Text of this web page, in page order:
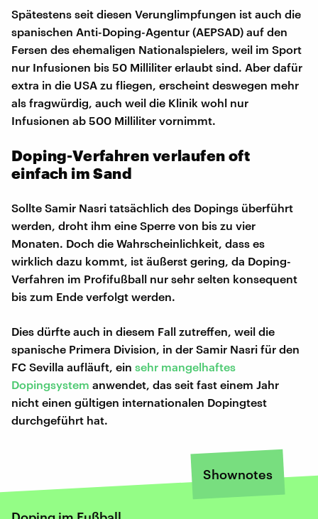
Spätestens seit diesen Verunglimpfungen ist auch die
spanischen Anti-Doping-Agentur (AEPSAD) auf den
Fersen des ehemaligen Nationalspielers, weil im Sport
nur Infusionen bis 50 Milliliter erlaubt sind. Aber dafür
extra in die USA zu fliegen, erscheint deswegen mehr
als fragwürdig, auch weil die Klinik wohl nur
Infusionen ab 500 Milliliter vornimmt.
Doping-Verfahren verlaufen oft
einfach im Sand
Sollte Samir Nasri tatsächlich des Dopings überführt
werden, droht ihm eine Sperre von bis zu vier
Monaten. Doch die Wahrscheinlichkeit, dass es
wirklich dazu kommt, ist äußerst gering, da Doping-
Verfahren im Profifußball nur sehr selten konsequent
bis zum Ende verfolgt werden.
Dies dürfte auch in diesem Fall zutreffen, weil die
spanische Primera Division, in der Samir Nasri für den
FC Sevilla aufläuft, ein sehr mangelhaftes
Dopingsystem anwendet, das seit fast einem Jahr
nicht einen gültigen internationalen Dopingtest
durchgeführt hat.
Shownotes